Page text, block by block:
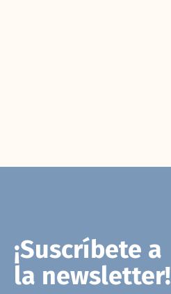
¡Suscríbete a
la newsletter!